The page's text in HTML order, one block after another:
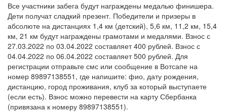
Все участники забега будут награждены медалью финишера.
Дети получат сладкий презент. Победители и призеры в
абсолюте на дистанциях 1,4 км (детский), 5,6 км, 11,2 км, 15,4
км, 21 км будут награждены грамотами и медалями. Взнос с
27.03.2022 по 03.04.2022 составляет 400 рублей. Взнос с
04.04.2022 по 06.04.2022 составляет 500 рублей. Для
регистрации отправьте смс или сообщение в Вотсапе на
номер 89897138551, где напишите: фио, дату рождения,
дистанцию, город проживания, клуб за который выступаете
(если есть). Взнос можно перевести на карту Сбербанка
(привязана к номеру 89897138551).